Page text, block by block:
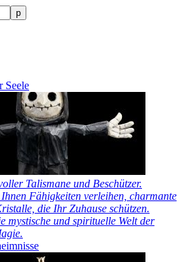
Seele
Talismane und Beschützer.
Fähigkeiten verleihen, charmante
die Ihr Zuhause schützen.
mystische und spirituelle Welt der